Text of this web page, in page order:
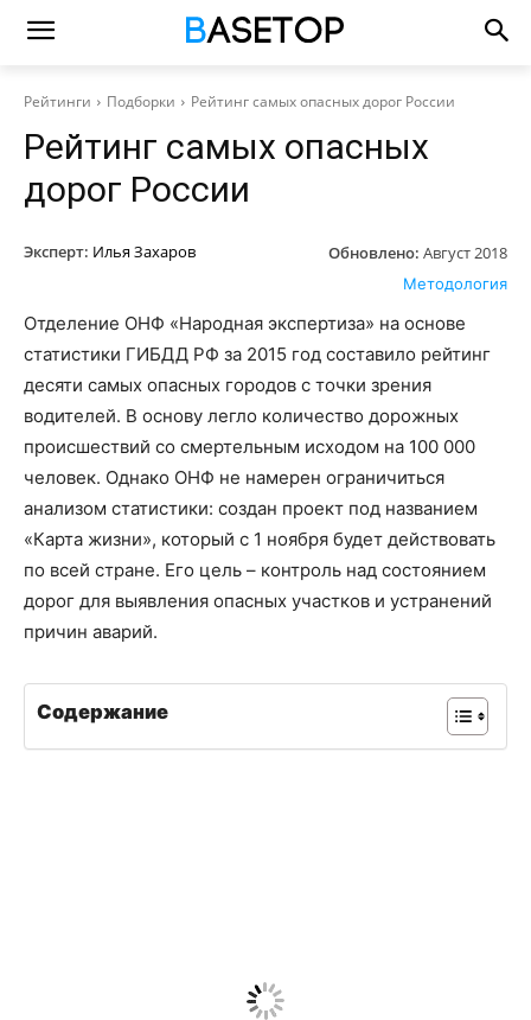
Рейтинги Подборки Рейтинг самых опасных дорог России
Рейтинг самых опасных
дорог России
Эксперт: Илья Захаров Обновлено: Август 2018
Методология
Отделение ОНФ «Народная экспертиза» на основе
статистики ГИБДД РФ за 2015 год составило рейтинг
десяти самых опасных городов с точки зрения
водителей. В основу легло количество дорожных
происшествий со смертельным исходом на 100 000
человек. Однако ОНФ не намерен ограничиться
анализом статистики: создан проект под названием
«Карта жизни», который с 1 ноября будет действовать
по всей стране. Его цель – контроль над состоянием
дорог для выявления опасных участков и устранений
причин аварий.
Содержание